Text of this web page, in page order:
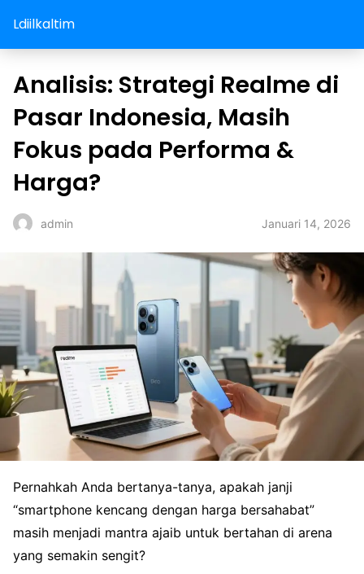
Ldiilkaltim
Analisis: Strategi Realme di
Pasar Indonesia, Masih
Fokus pada Performa &
Harga?
admin Januari 14, 2026
Pernahkah Anda bertanya-tanya, apakah janji
“smartphone kencang dengan harga bersahabat”
masih menjadi mantra ajaib untuk bertahan di arena
yang semakin sengit?